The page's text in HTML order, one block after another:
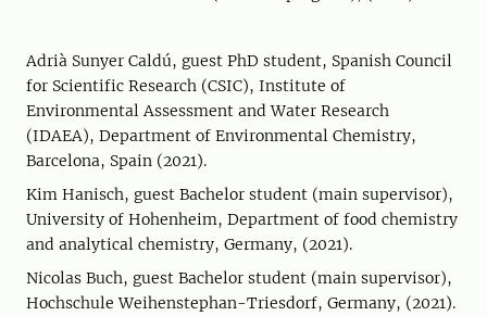
Adrià Sunyer Caldú, guest PhD student, Spanish Council
for Scientific Research (CSIC), Institute of
Environmental Assessment and Water Research
(IDAEA), Department of Environmental Chemistry,
Barcelona, Spain (2021).
Kim Hanisch, guest Bachelor student (main supervisor),
University of Hohenheim, Department of food chemistry
and analytical chemistry, Germany, (2021).
Nicolas Buch, guest Bachelor student (main supervisor),
Hochschule Weihenstephan-Triesdorf, Germany, (2021).